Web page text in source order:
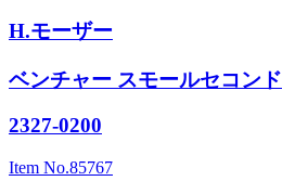
H.モーザー
ベンチャー スモールセコンド
2327-0200
Item No.85767